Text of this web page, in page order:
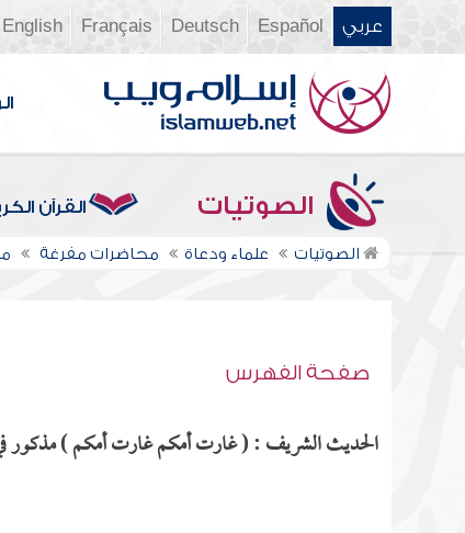
عربي Español
Deutsch
Français
English
الصوتيات القرآن
الصوتيات علماء ودعاة محاضرات مفرغة
صفحة الفهرس
الحديث الشريف : ( غارت أمكم غارت أمكم ) مذكور في